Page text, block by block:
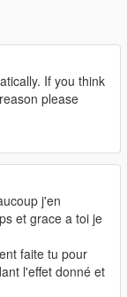
integrated
an illustration
pattern.
layer.
If you think
please
j'en
et grace a toi je
faite tu pour
l'effet donné et